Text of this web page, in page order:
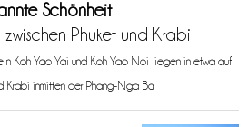
Schönheit
zwischen Phuket und Krabi
Koh Yao Yai und Koh Yao Noi liegen in etwa auf
Krabi inmitten der Phang-Nga Ba